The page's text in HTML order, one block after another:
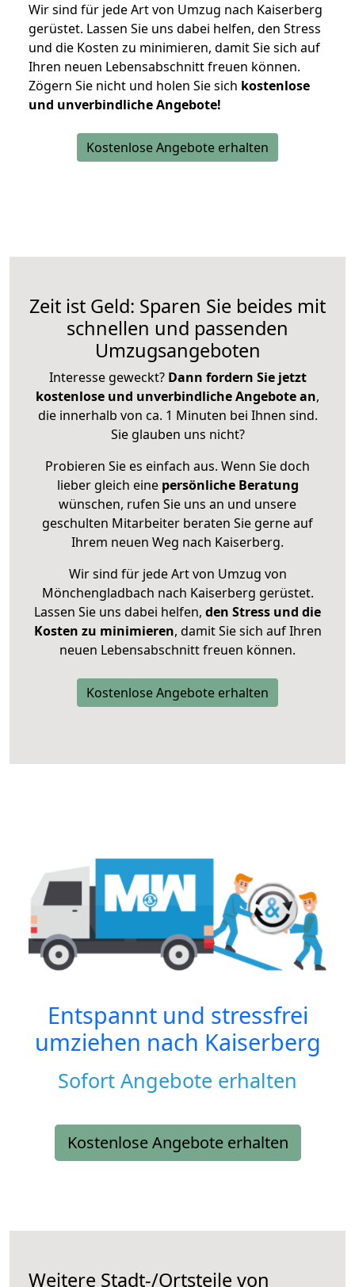
Wir sind für jede Art von Umzug nach Kaiserberg
gerüstet. Lassen Sie uns dabei helfen, den Stress
und die Kosten zu minimieren, damit Sie sich auf
Ihren neuen Lebensabschnitt freuen können.
Zögern Sie nicht und holen Sie sich kostenlose
und unverbindliche Angebote!
Kostenlose Angebote erhalten
Zeit ist Geld: Sparen Sie beides mit
schnellen und passenden
Umzugsangeboten
Interesse geweckt? Dann fordern Sie jetzt
kostenlose und unverbindliche Angebote an,
die innerhalb von ca. 1 Minuten bei Ihnen sind.
Sie glauben uns nicht?
Probieren Sie es einfach aus. Wenn Sie doch
lieber gleich eine persönliche Beratung
wünschen, rufen Sie uns an und unsere
geschulten Mitarbeiter beraten Sie gerne auf
Ihrem neuen Weg nach Kaiserberg.
Wir sind für jede Art von Umzug von
Mönchengladbach nach Kaiserberg gerüstet.
Lassen Sie uns dabei helfen, den Stress und die
Kosten zu minimieren, damit Sie sich auf Ihren
neuen Lebensabschnitt freuen können.
Kostenlose Angebote erhalten
Entspannt und stressfrei
umziehen nach Kaiserberg
Sofort Angebote erhalten
Kostenlose Angebote erhalten
Weitere Stadt-/Ortsteile von